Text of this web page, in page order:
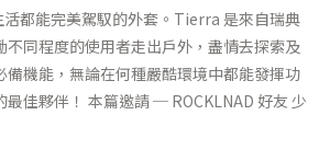
活都能完美駕馭的外套。Tierra 是來自瑞典
不同程度的使用者走出戶外，盡情去探索及
備機能，無論在何種嚴酷環境中都能發揮功
最佳夥伴！ 本篇邀請 ─ ROCKLNAD 好友 少